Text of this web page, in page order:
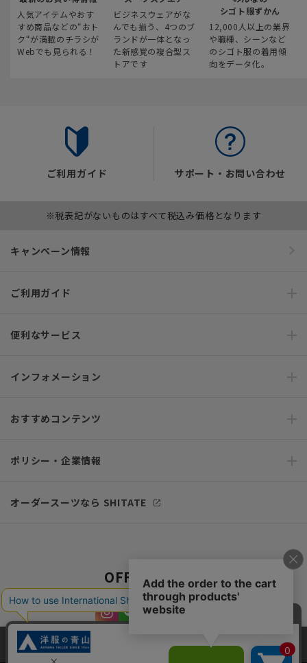
人気アイテムやおす
すめ商品などの“おト
ク“が満載のチラシが
Webでも見られる！
ビジネスウェアがな
んでも揃う、4つのブ
ランドが一体となっ
た新感覚の複合型ス
トアです
シゴト服ずかん
12,000人以上の業界
や職種、シーンなど
のシゴト服の着用傾
向をデータ化。
ご利用ガイド サポート・お問い合わせ
※税表記がないものはすべて税込み価格となります
キャンペーン情報
ご利用ガイド
便利なサービス
インフォメーション
おすすめコンテンツ
ポリシー・企業情報
オーダースーツなら SHITATE
OFFICIAL SNS